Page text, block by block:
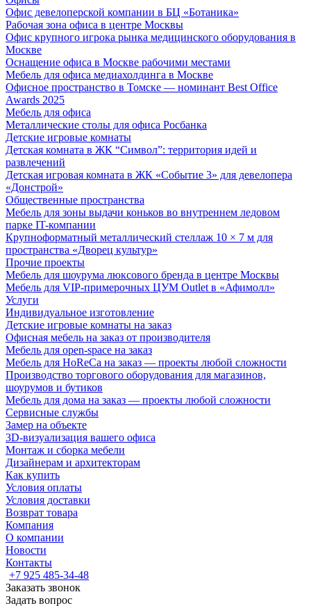
Офис девелоперской компании в БЦ «Ботаника»
Рабочая зона офиса в центре Москвы
Офис крупного игрока рынка медицинского оборудования в
Москве
Оснащение офиса в Москве рабочими местами
Мебель для офиса медиахолдинга в Москве
Офисное пространство в Томске — номинант Best Office
Awards 2025
Мебель для офиса
Металлические столы для офиса Росбанка
Детские игровые комнаты
Детская комната в ЖК “Символ”: территория идей и
развлечений
Детская игровая комната в ЖК «Событие 3» для девелопера
«Донстрой»
Общественные пространства
Мебель для зоны выдачи коньков во внутреннем ледовом
парке IT-компании
Крупноформатный металлический стеллаж 10 × 7 м для
пространства «Дворец культур»
Прочие проекты
Мебель для шоурума люксового бренда в центре Москвы
Мебель для VIP-примерочных ЦУМ Outlet в «Афимолл»
Услуги
Индивидуальное изготовление
Детские игровые комнаты на заказ
Офисная мебель на заказ от производителя
Мебель для open-space на заказ
Мебель для HoReCa на заказ — проекты любой сложности
Производство торгового оборудования для магазинов,
шоурумов и бутиков
Мебель для дома на заказ — проекты любой сложности
Сервисные службы
Замер на объекте
3D-визуализация вашего офиса
Монтаж и сборка мебели
Дизайнерам и архитекторам
Как купить
Условия оплаты
Условия доставки
Возврат товара
Компания
О компании
Новости
Контакты
+7 925 485-34-48
Заказать звонок
Задать вопрос